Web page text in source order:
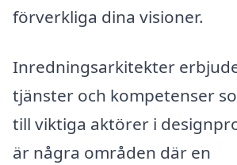
förverkliga dina visioner.
Inredningsarkitekter
tjänster och kompetenser
till viktiga aktörer i
är några områden där en